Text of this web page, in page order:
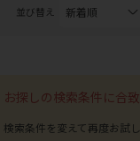
03-5534-
並び替え
お探しの検索条件に合